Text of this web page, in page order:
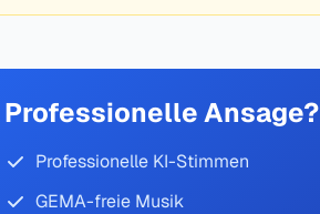
Professionelle Ansage?
Professionelle KI-Stimmen
GEMA-freie Musik